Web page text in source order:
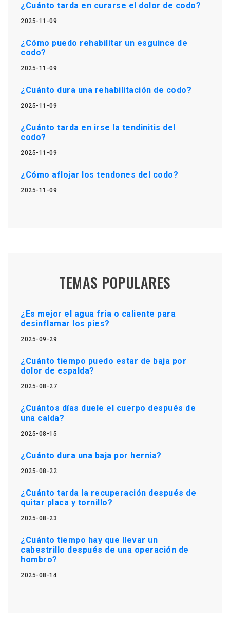
¿Cuánto tarda en curarse el dolor de codo?
2025-11-09
¿Cómo puedo rehabilitar un esguince de
codo?
2025-11-09
¿Cuánto dura una rehabilitación de codo?
2025-11-09
¿Cuánto tarda en irse la tendinitis del
codo?
2025-11-09
¿Cómo aflojar los tendones del codo?
2025-11-09
TEMAS POPULARES
¿Es mejor el agua fria o caliente para
desinflamar los pies?
2025-09-29
¿Cuánto tiempo puedo estar de baja por
dolor de espalda?
2025-08-27
¿Cuántos días duele el cuerpo después de
una caída?
2025-08-15
¿Cuánto dura una baja por hernia?
2025-08-22
¿Cuánto tarda la recuperación después de
quitar placa y tornillo?
2025-08-23
¿Cuánto tiempo hay que llevar un
cabestrillo después de una operación de
hombro?
2025-08-14